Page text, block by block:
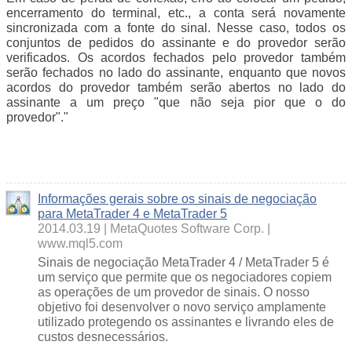
encerramento do terminal, etc., a conta será novamente
sincronizada com a fonte do sinal. Nesse caso, todos os
conjuntos de pedidos do assinante e do provedor serão
verificados. Os acordos fechados pelo provedor também
serão fechados no lado do assinante, enquanto que novos
acordos do provedor também serão abertos no lado do
assinante a um preço "que não seja pior que o do
provedor"."
Informações gerais sobre os sinais de negociação
para MetaTrader 4 e MetaTrader 5
2014.03.19
MetaQuotes Software Corp.
www.mql5.com
Sinais de negociação MetaTrader 4 / MetaTrader 5 é
um serviço que permite que os negociadores copiem
as operações de um provedor de sinais. O nosso
objetivo foi desenvolver o novo serviço amplamente
utilizado protegendo os assinantes e livrando eles de
custos desnecessários.